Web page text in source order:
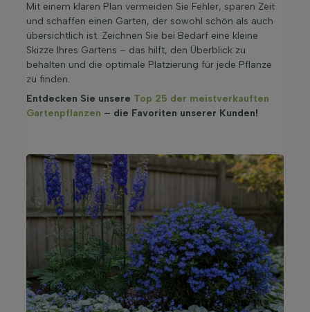
Mit einem klaren Plan vermeiden Sie Fehler, sparen Zeit
und schaffen einen Garten, der sowohl schön als auch
übersichtlich ist. Zeichnen Sie bei Bedarf eine kleine
Skizze Ihres Gartens – das hilft, den Überblick zu
behalten und die optimale Platzierung für jede Pflanze
zu finden.
Entdecken Sie unsere Top 25 der meistverkauften
Gartenpflanzen – die Favoriten unserer Kunden!